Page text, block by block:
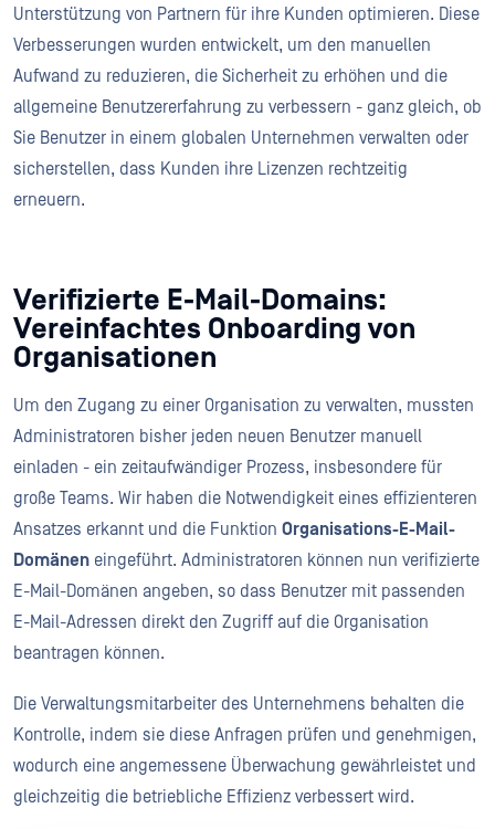
Unterstützung von Partnern für ihre Kunden optimieren. Diese
Verbesserungen wurden entwickelt, um den manuellen
Aufwand zu reduzieren, die Sicherheit zu erhöhen und die
allgemeine Benutzererfahrung zu verbessern - ganz gleich, ob
Sie Benutzer in einem globalen Unternehmen verwalten oder
sicherstellen, dass Kunden ihre Lizenzen rechtzeitig
erneuern.
Verifizierte E-Mail-Domains:
Vereinfachtes Onboarding von
Organisationen
Um den Zugang zu einer Organisation zu verwalten, mussten
Administratoren bisher jeden neuen Benutzer manuell
einladen - ein zeitaufwändiger Prozess, insbesondere für
große Teams. Wir haben die Notwendigkeit eines effizienteren
Ansatzes erkannt und die Funktion Organisations-E-Mail-
Domänen eingeführt. Administratoren können nun verifizierte
E-Mail-Domänen angeben, so dass Benutzer mit passenden
E-Mail-Adressen direkt den Zugriff auf die Organisation
beantragen können.
Die Verwaltungsmitarbeiter des Unternehmens behalten die
Kontrolle, indem sie diese Anfragen prüfen und genehmigen,
wodurch eine angemessene Überwachung gewährleistet und
gleichzeitig die betriebliche Effizienz verbessert wird.